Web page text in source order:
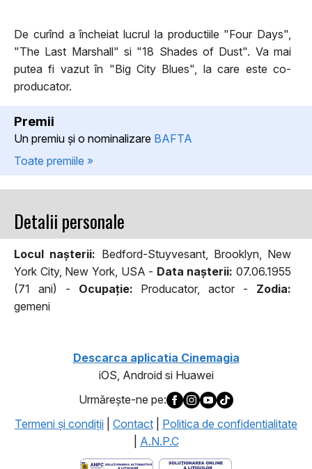
De curînd a încheiat lucrul la productiile "Four Days",
"The Last Marshall" si "18 Shades of Dust". Va mai
putea fi vazut în "Big City Blues", la care este co-
producator.
Premii
Un premiu şi o nominalizare BAFTA
Toate premiile »
Detalii personale
Locul naşterii: Bedford-Stuyvesant, Brooklyn, New
York City, New York, USA - Data naşterii: 07.06.1955
(71 ani) - Ocupaţie: Producator, actor - Zodia:
gemeni
Descarca aplicatia Cinemagia
iOS, Android si Huawei
Urmăreşte-ne pe:
Termeni şi condiţii
Contact
Politica de confidentialitate
A.N.P.C